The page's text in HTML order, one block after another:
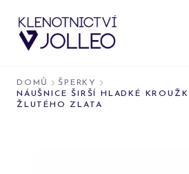
DOMŮ
ŠPERKY
NÁUŠNICE ŠIRŠÍ HLADKÉ
ŽLUTÉHO ZLATA